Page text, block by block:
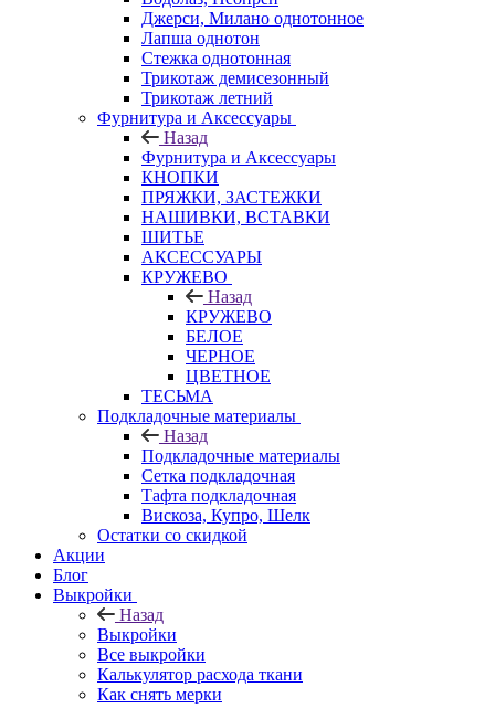
Джерси, Милано однотонное
Лапша однотон
Стежка однотонная
Трикотаж демисезонный
Трикотаж летний
Фурнитура и Аксессуары
Назад
Фурнитура и Аксессуары
КНОПКИ
ПРЯЖКИ, ЗАСТЕЖКИ
НАШИВКИ, ВСТАВКИ
ШИТЬЕ
АКСЕССУАРЫ
КРУЖЕВО
Назад
КРУЖЕВО
БЕЛОЕ
ЧЕРНОЕ
ЦВЕТНОЕ
ТЕСЬМА
Подкладочные материалы
Назад
Подкладочные материалы
Сетка подкладочная
Тафта подкладочная
Вискоза, Купро, Шелк
Остатки со скидкой
Акции
Блог
Выкройки
Назад
Выкройки
Все выкройки
Калькулятор расхода ткани
Как снять мерки